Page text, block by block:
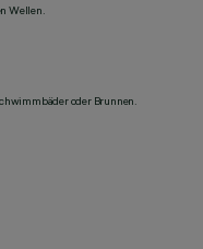
Wellen.
oder Brunnen.